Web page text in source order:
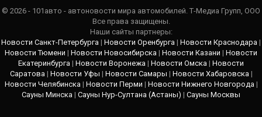
© 2026 - 101авто - автоновости мира автомобилей. Т-Медиа Групп, ООО
Все права защищены.
Наши сайты партнеры:
Новости Санкт-Петербурга | Новости Оренбурга | Новости Краснодара |
Новости Тюмени | Новости Новосибирска | Новости Казани | Новости
Екатеринбурга | Новости Воронежа | Новости Омска | Новости
Саратова | Новости Уфы | Новости Самары | Новости Хабаровска |
Новости Челябинска | Новости Перми | Новости Нижнего Новгорода |
Сауны Минска | Сауны Нур-Султана (Астаны) | Сауны Москвы